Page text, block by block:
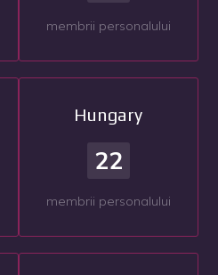
membrii personalului
Hungary
22
membrii personalului